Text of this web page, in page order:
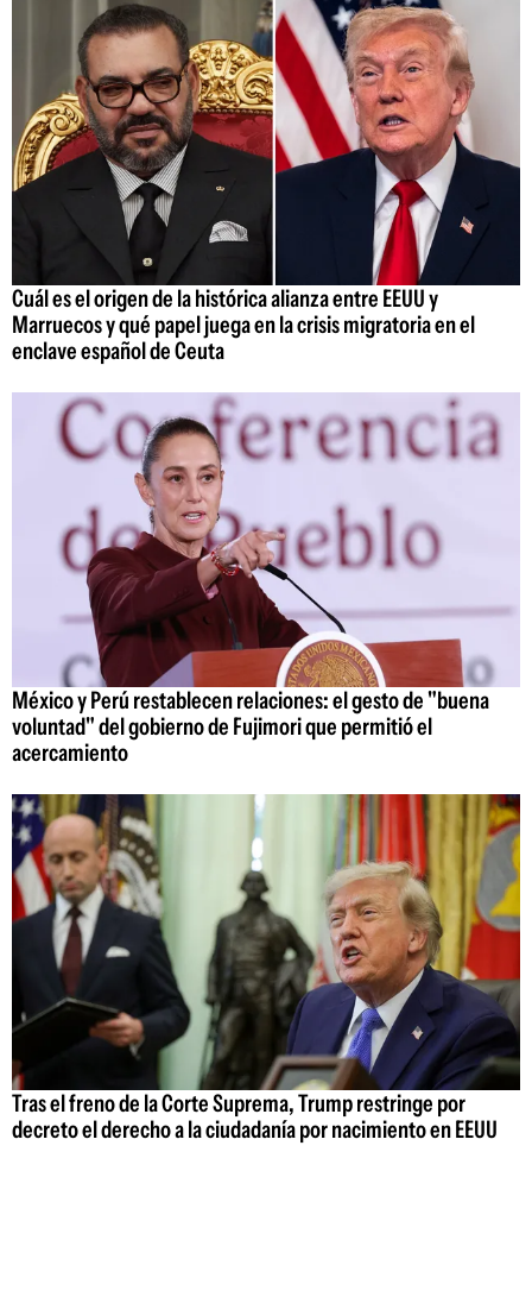
Cuál es el origen de la histórica alianza entre EEUU y
Marruecos y qué papel juega en la crisis migratoria en el
enclave español de Ceuta
México y Perú restablecen relaciones: el gesto de "buena
voluntad" del gobierno de Fujimori que permitió el
acercamiento
Tras el freno de la Corte Suprema, Trump restringe por
decreto el derecho a la ciudadanía por nacimiento en EEUU